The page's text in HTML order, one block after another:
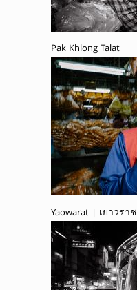
Pak Khlong Talat
Yaowarat | เยาวราช